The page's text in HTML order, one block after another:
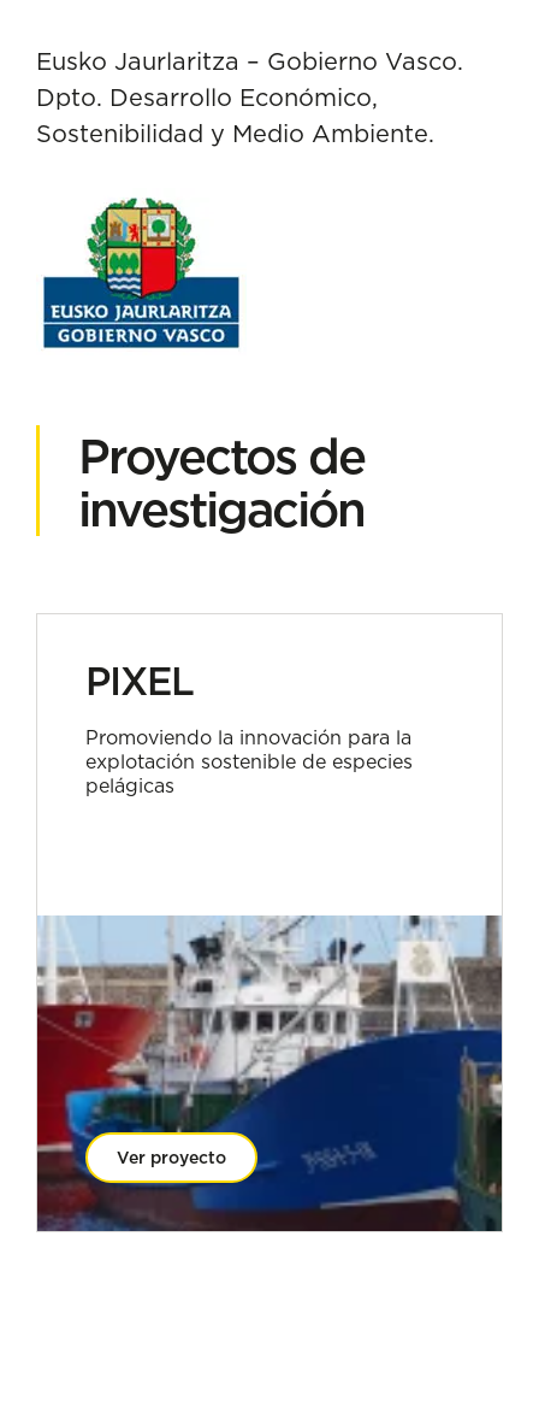
Eusko Jaurlaritza – Gobierno Vasco.
Dpto. Desarrollo Económico,
Sostenibilidad y Medio Ambiente.
Proyectos de
investigación
PIXEL
Promoviendo la innovación para la
explotación sostenible de especies
pelágicas
Ver proyecto